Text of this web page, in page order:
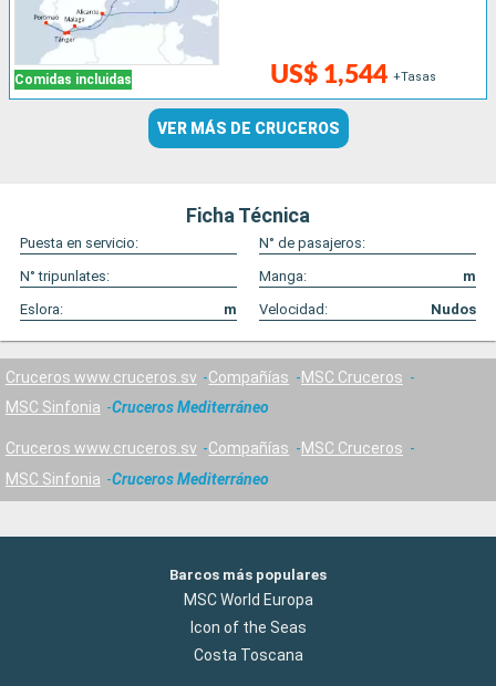
Comidas incluidas US$ 1,544 +Tasas
VER MÁS DE CRUCEROS
Ficha Técnica
Puesta en servicio:
N° de pasajeros:
N° tripunlates:
Manga:
m
Eslora:
m Velocidad: Nudos
Cruceros www.cruceros.sv Compañías
MSC Cruceros
MSC Sinfonia
Cruceros Mediterráneo
Cruceros www.cruceros.sv Compañías
MSC Cruceros
MSC Sinfonia
Cruceros Mediterráneo
Barcos más populares
MSC World Europa
Icon of the Seas
Costa Toscana